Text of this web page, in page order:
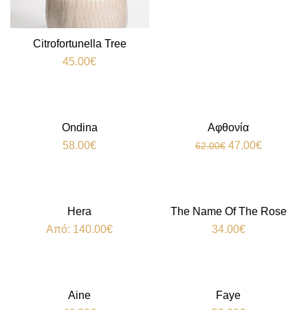
Citrofortunella Tree
45.00€
Ondina
58.00€
Αφθονία
62.00€ 47.00€
Hera
Από: 140.00€
The Name Of The Rose
34.00€
Aine
Faye